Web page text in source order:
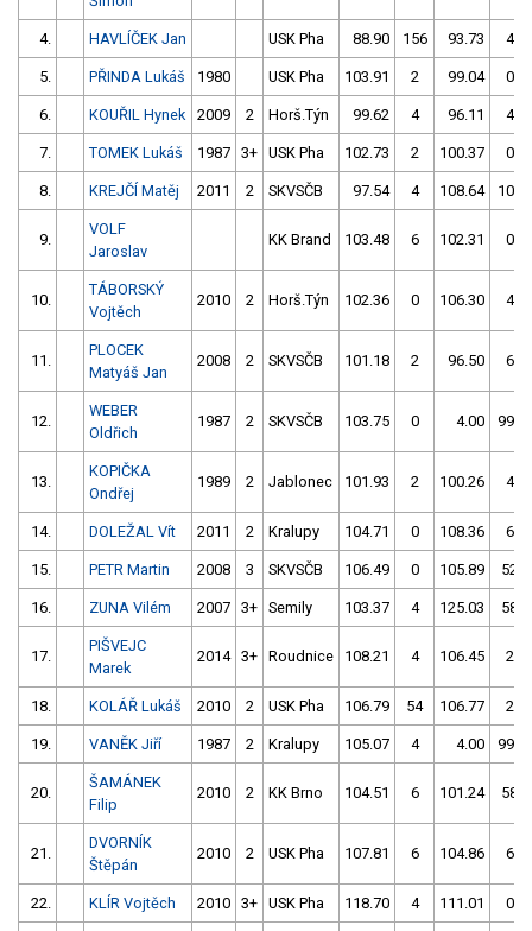
4. HAVLÍČEK Jan USK Pha 88.90 156 93.73 4
5. PŘINDA Lukáš 1980 USK Pha 103.91 2 99.04 0
6. KOUŘIL Hynek 2009 2 Horš.Týn 99.62 4 96.11 4
7. TOMEK Lukáš 1987 3+ USK Pha 102.73 2 100.37 0
8. KREJČÍ Matěj 2011 2 SKVSČB 97.54 4 108.64 100
9.
VOLF
Jaroslav
KK Brand 103.48 6 102.31 0
10.
TÁBORSKÝ
Vojtěch
2010 2 Horš.Týn 102.36 0 106.30 4
11.
PLOCEK
Matyáš Jan
2008 2 SKVSČB 101.18 2 96.50 6
12.
WEBER
Oldřich
1987 2 SKVSČB 103.75 0 4.00 999
13.
KOPIČKA
Ondřej
1989 2 Jablonec 101.93 2 100.26 4
14. DOLEŽAL Vít 2011 2 Kralupy 104.71 0 108.36 6
15. PETR Martin 2008 3 SKVSČB 106.49 0 105.89 52
16. ZUNA Vilém 2007 3+ Semily 103.37 4 125.03 58
17.
PIŠVEJC
Marek
2014 3+ Roudnice 108.21 4 106.45 2
18. KOLÁŘ Lukáš 2010 2 USK Pha 106.79 54 106.77 2
19. VANĚK Jiří 1987 2 Kralupy 105.07 4 4.00 999
20.
ŠAMÁNEK
Filip
2010 2 KK Brno 104.51 6 101.24 58
21.
DVORNÍK
Štěpán
2010 2 USK Pha 107.81 6 104.86 6
22. KLÍR Vojtěch 2010 3+ USK Pha 118.70 4 111.01 0